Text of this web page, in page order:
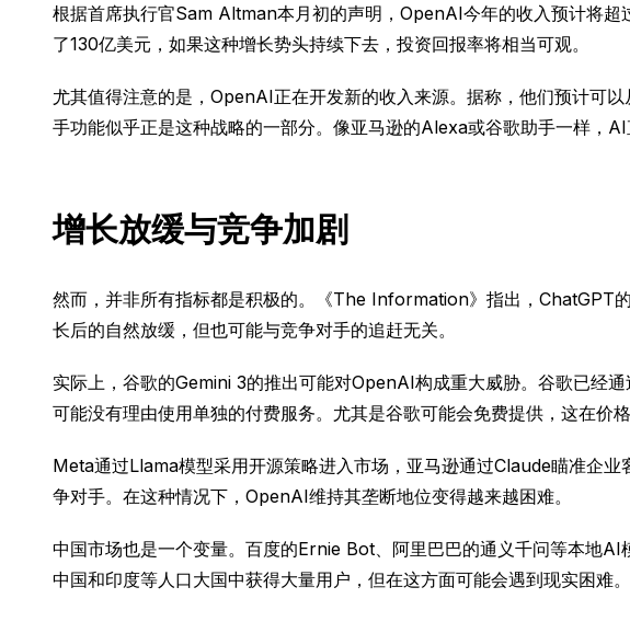
根据首席执行官Sam Altman本月初的声明，OpenAI今年的收入预计将
了130亿美元，如果这种增长势头持续下去，投资回报率将相当可观。
尤其值得注意的是，OpenAI正在开发新的收入来源。据称，他们预计可
手功能似乎正是这种战略的一部分。像亚马逊的Alexa或谷歌助手一样，
增长放缓与竞争加剧
然而，并非所有指标都是积极的。《The Information》指出，ChatGPT
长后的自然放缓，但也可能与竞争对手的追赶无关。
实际上，谷歌的Gemini 3的推出可能对OpenAI构成重大威胁。谷歌已经
可能没有理由使用单独的付费服务。尤其是谷歌可能会免费提供，这在价
Meta通过Llama模型采用开源策略进入市场，亚马逊通过Claude瞄准企
争对手。在这种情况下，OpenAI维持其垄断地位变得越来越困难。
中国市场也是一个变量。百度的Ernie Bot、阿里巴巴的通义千问等本地
中国和印度等人口大国中获得大量用户，但在这方面可能会遇到现实困难。